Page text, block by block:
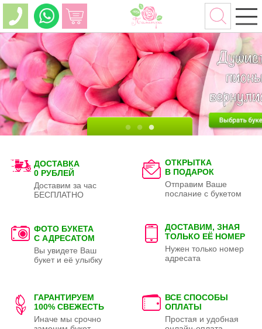
ДОСТАВКА
0 РУБЛЕЙ
Доставим за час
БЕСПЛАТНО
ОТКРЫТКА
В ПОДАРОК
Отправим Ваше
послание с букетом
ФОТО БУКЕТА
С АДРЕСАТОМ
Вы увидете Ваш
букет и её улыбку
ДОСТАВИМ, ЗНАЯ
ТОЛЬКО ЕЁ НОМЕР
Нужен только номер
адресата
ГАРАНТИРУЕМ
100% СВЕЖЕСТЬ
Иначе мы срочно
ВСЕ СПОСОБЫ
ОПЛАТЫ
Простая и удобная